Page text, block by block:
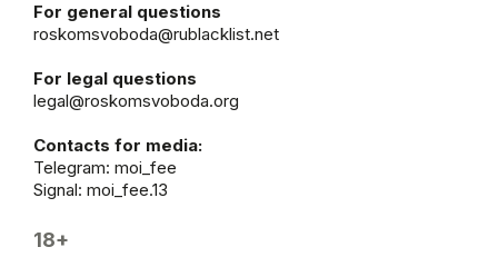
For general questions
roskomsvoboda@rublacklist.net
For legal questions
legal@roskomsvoboda.org
Contacts for media:
Telegram: moi_fee
Signal: moi_fee.13
18+